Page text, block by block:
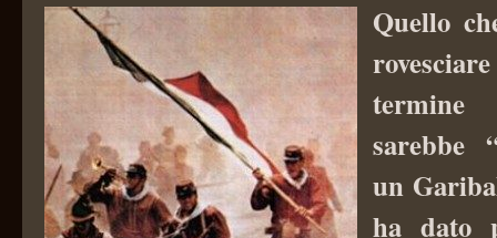
Quello
termine
sarebbe
un
ha dato